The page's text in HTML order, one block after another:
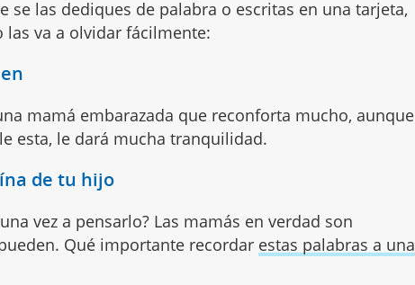
se las dediques de palabra o escritas en una tarjeta,
va a olvidar fácilmente:
mamá embarazada que reconforta mucho, aunque
esta, le dará mucha tranquilidad.
de tu hijo
vez a pensarlo? Las mamás en verdad son
Qué importante recordar estas palabras a una